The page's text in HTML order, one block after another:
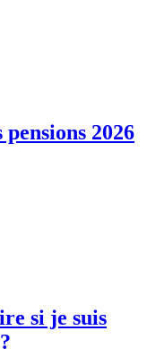
2026
si je suis